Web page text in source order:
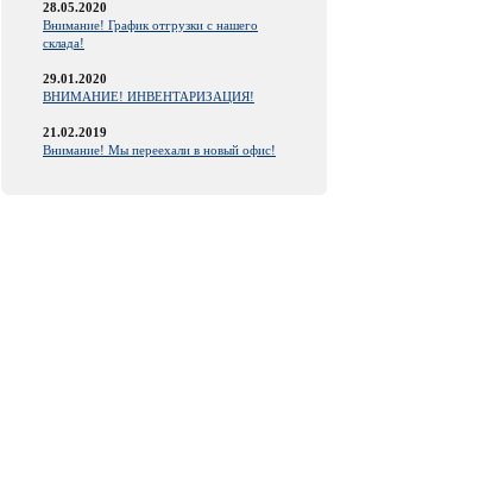
28.05.2020
Внимание! График отгрузки с нашего
склада!
29.01.2020
ВНИМАНИЕ! ИНВЕНТАРИЗАЦИЯ!
21.02.2019
Внимание! Мы переехали в новый офис!